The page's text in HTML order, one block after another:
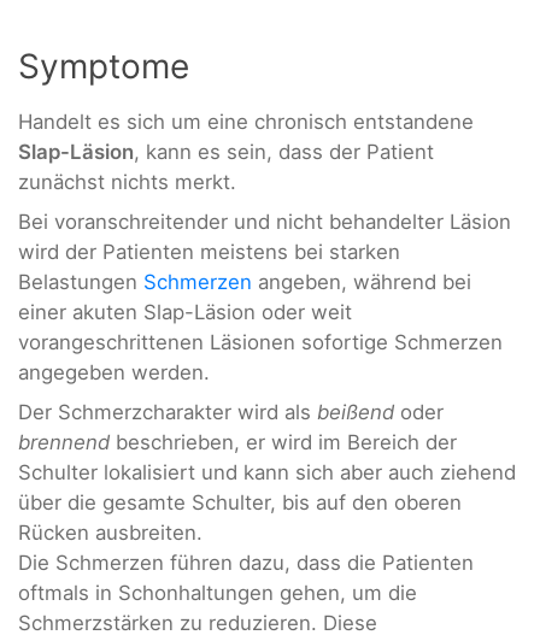
Symptome
Handelt es sich um eine chronisch entstandene
Slap-Läsion, kann es sein, dass der Patient
zunächst nichts merkt.
Bei voranschreitender und nicht behandelter Läsion
wird der Patienten meistens bei starken
Belastungen Schmerzen angeben, während bei
einer akuten Slap-Läsion oder weit
vorangeschrittenen Läsionen sofortige Schmerzen
angegeben werden.
Der Schmerzcharakter wird als beißend oder
brennend beschrieben, er wird im Bereich der
Schulter lokalisiert und kann sich aber auch ziehend
über die gesamte Schulter, bis auf den oberen
Rücken ausbreiten.
Die Schmerzen führen dazu, dass die Patienten
oftmals in Schonhaltungen gehen, um die
Schmerzstärken zu reduzieren. Diese